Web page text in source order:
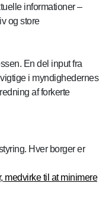
informationer –
og store
En del input fra
i myndighedernes
af forkerte
Hver borger er
medvirke til at minimere